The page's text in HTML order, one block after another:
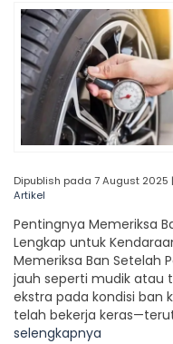
Dipublish pada 7 August
Artikel
Pentingnya Memeriksa
Lengkap untuk
Memeriksa Ban Setelah
jauh seperti mudik atau
ekstra pada kondisi ban
telah bekerja
selengkapnya